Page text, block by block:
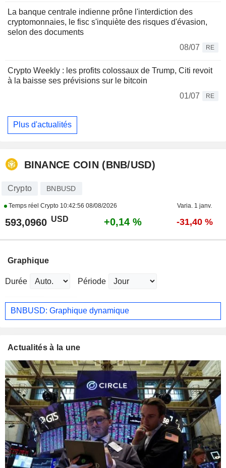
La banque centrale indienne prône l'interdiction des
cryptomonnaies, le fisc s'inquiète des risques d'évasion,
selon des documents
08/07
RE
Crypto Weekly : les profits colossaux de Trump, Citi revoit
à la baisse ses prévisions sur le bitcoin
01/07
RE
Plus d'actualités
BINANCE COIN (BNB/USD)
Crypto BNBUSD
Temps réel Crypto 10:42:56 08/08/2026 Varia. 1 janv.
593,0960 USD +0,14 % -31,40 %
Graphique
Durée Période
BNBUSD: Graphique dynamique
Actualités à la une